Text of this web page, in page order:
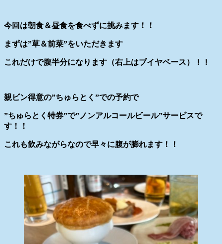
今回は朝食＆昼食を食べずに挑みます！！
まずは”草＆前菜”をいただきます
これだけで腹半分になります（右上はブイヤベース）！！
親ビン得意の”ちゅらとく”での予約で
”ちゅらとく特券”で”ノンアルコールビール”サービスで
す！！
これも飲みながらなので早々に腹が膨れます！！